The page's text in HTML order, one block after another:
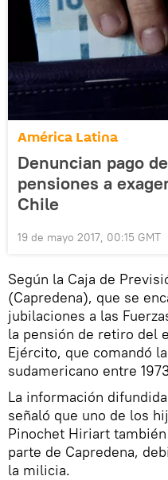
América Latina
Denuncian pago
pensiones a
Chile
19 de mayo 2017, 00:15 GMT
Según la Caja de
(Capredena), que se
jubilaciones a las
la pensión de retiro del
Ejército, que comandó
sudamericano entre
La información
señaló que uno de los
Pinochet Hiriart
parte de Capredena,
la milicia.